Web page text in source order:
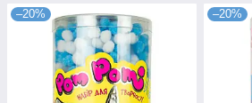
–20% –20%